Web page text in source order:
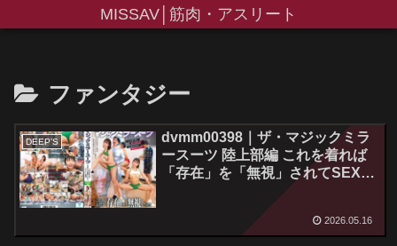
MISSAV│筋肉・アスリート
ファンタジー
DEEP’S
dvmm00398｜ザ・マジックミラ
ースーツ 陸上部編 これを着れば
「存在」を「無視」されてSEXし
2026.05.16